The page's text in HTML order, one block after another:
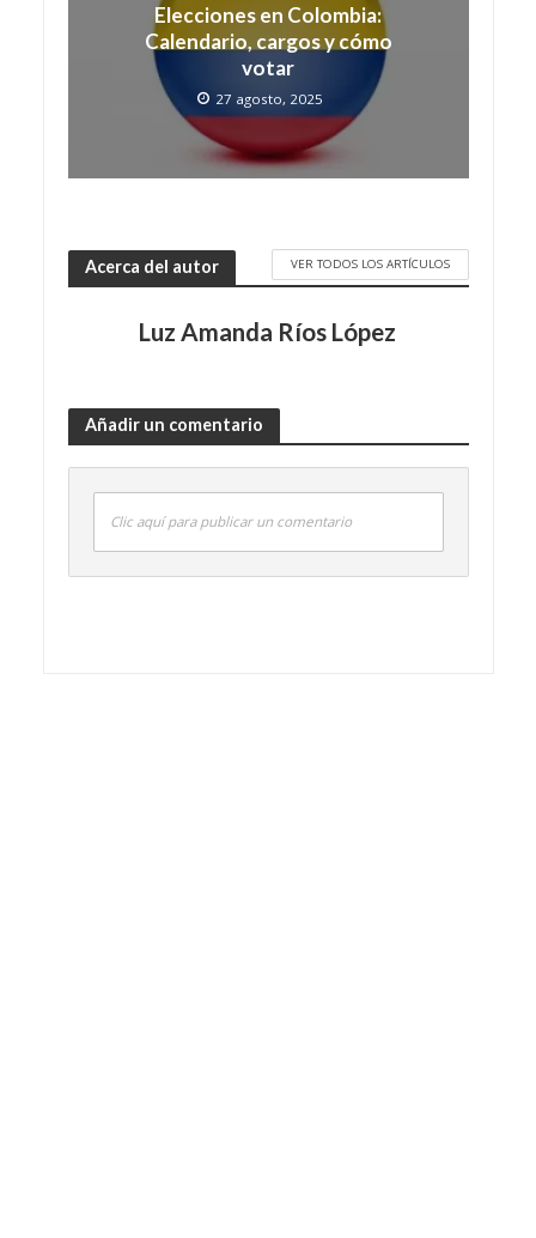
Elecciones en Colombia:
Calendario, cargos y cómo
votar
27 agosto, 2025
Acerca del autor VER TODOS LOS ARTÍCULOS
Luz Amanda Ríos López
Añadir un comentario
Clic aquí para publicar un comentario